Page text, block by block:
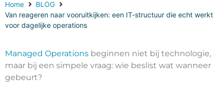
Home
BLOG
Van reageren naar vooruitkijken: een IT-structuur die echt werkt
voor dagelijke operations
Managed Operations beginnen niet bij technologie,
maar bij een simpele vraag: wie beslist wat wanneer
gebeurt?